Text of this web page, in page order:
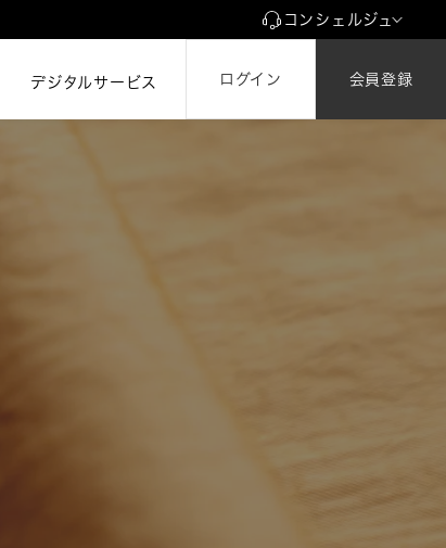
コンシェルジュ
デジタルサービス ログイン 会員登録